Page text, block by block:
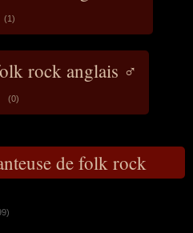
(1)
rock anglais ♂
(0)
de folk rock